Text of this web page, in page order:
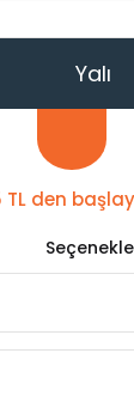
Yalı
TL den